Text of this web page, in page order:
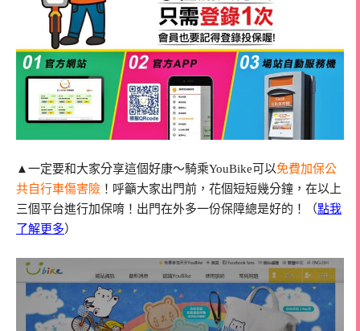
▲一定要和大家分享這個好康～騎乘YouBike可以免費加保公
共自行車傷害險 ！呼籲大家出門前，花個短短幾分鐘，在以上
三個平台進行加保唷！出門在外多一份保障總是好的！（點我
了解更多）